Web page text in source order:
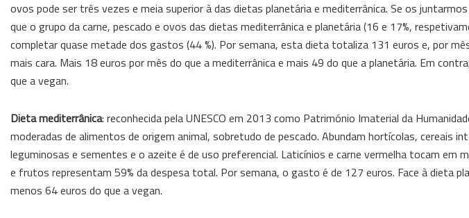
ovos pode ser três vezes e meia superior à das dietas planetária e mediterrânica. Se os
que o grupo da carne, pescado e ovos das dietas mediterrânica e planetária (16 e 17%,
completar quase metade dos gastos (44 %). Por semana, esta dieta totaliza 131 euros e, por
mais cara. Mais 18 euros por mês do que a mediterrânica e mais 49 do que a planetária. Em
que a vegan.
Dieta mediterrânica: reconhecida pela UNESCO em 2013 como Património Imaterial da
moderadas de alimentos de origem animal, sobretudo de pescado. Abundam hortícolas, cereais
leguminosas e sementes e o azeite é de uso preferencial. Laticínios e carne vermelha tocam em
e frutos representam 59% da despesa total. Por semana, o gasto é de 127 euros. Face à dieta
menos 64 euros do que a vegan.